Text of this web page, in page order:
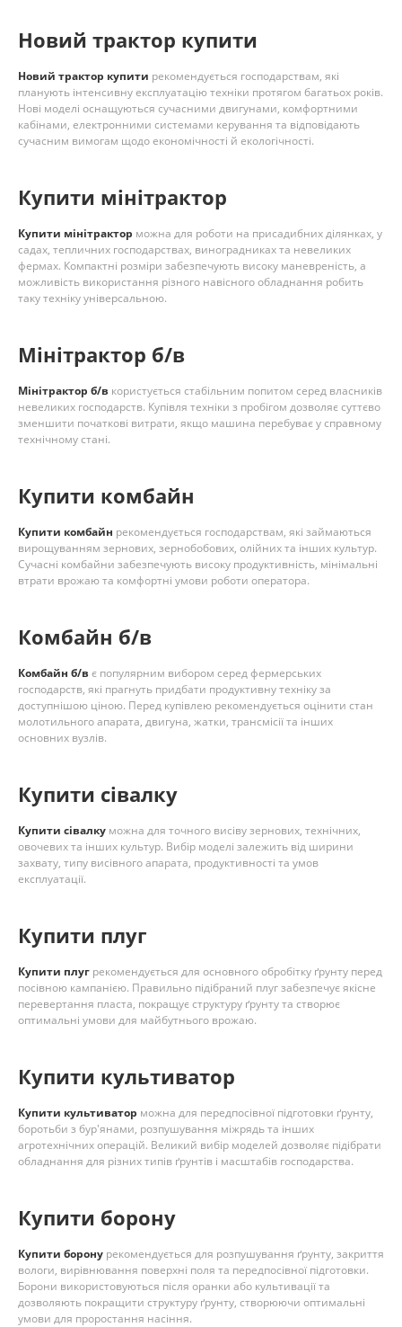
Новий трактор купити
Новий трактор купити рекомендується господарствам, які
планують інтенсивну експлуатацію техніки протягом багатьох років.
Нові моделі оснащуються сучасними двигунами, комфортними
кабінами, електронними системами керування та відповідають
сучасним вимогам щодо економічності й екологічності.
Купити мінітрактор
Купити мінітрактор можна для роботи на присадибних ділянках, у
садах, тепличних господарствах, виноградниках та невеликих
фермах. Компактні розміри забезпечують високу маневреність, а
можливість використання різного навісного обладнання робить
таку техніку універсальною.
Мінітрактор б/в
Мінітрактор б/в користується стабільним попитом серед власників
невеликих господарств. Купівля техніки з пробігом дозволяє суттєво
зменшити початкові витрати, якщо машина перебуває у справному
технічному стані.
Купити комбайн
Купити комбайн рекомендується господарствам, які займаються
вирощуванням зернових, зернобобових, олійних та інших культур.
Сучасні комбайни забезпечують високу продуктивність, мінімальні
втрати врожаю та комфортні умови роботи оператора.
Комбайн б/в
Комбайн б/в є популярним вибором серед фермерських
господарств, які прагнуть придбати продуктивну техніку за
доступнішою ціною. Перед купівлею рекомендується оцінити стан
молотильного апарата, двигуна, жатки, трансмісії та інших
основних вузлів.
Купити сівалку
Купити сівалку можна для точного висіву зернових, технічних,
овочевих та інших культур. Вибір моделі залежить від ширини
захвату, типу висівного апарата, продуктивності та умов
експлуатації.
Купити плуг
Купити плуг рекомендується для основного обробітку ґрунту перед
посівною кампанією. Правильно підібраний плуг забезпечує якісне
перевертання пласта, покращує структуру ґрунту та створює
оптимальні умови для майбутнього врожаю.
Купити культиватор
Купити культиватор можна для передпосівної підготовки ґрунту,
боротьби з бур'янами, розпушування міжрядь та інших
агротехнічних операцій. Великий вибір моделей дозволяє підібрати
обладнання для різних типів ґрунтів і масштабів господарства.
Купити борону
Купити борону рекомендується для розпушування ґрунту, закриття
вологи, вирівнювання поверхні поля та передпосівної підготовки.
Борони використовуються після оранки або культивації та
дозволяють покращити структуру ґрунту, створюючи оптимальні
умови для проростання насіння.